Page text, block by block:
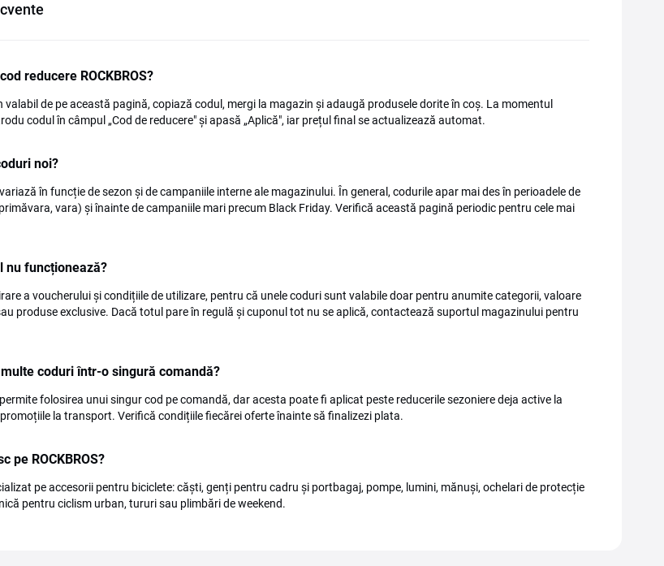
reducere ROCKBROS?
valabil de pe această pagină, copiază codul, mergi la magazin și adaugă produsele dorite în coș. La momentul
codul în câmpul „Cod de reducere" și apasă „Aplică", iar prețul final se actualizează automat.
noi?
în funcție de sezon și de campaniile interne ale magazinului. În general, codurile apar mai des în perioadele de
vara) și înainte de campaniile mari precum Black Friday. Verifică această pagină periodic pentru cele mai
nu funcționează?
a voucherului și condițiile de utilizare, pentru că unele coduri sunt valabile doar pentru anumite categorii, valoare
produse exclusive. Dacă totul pare în regulă și cuponul tot nu se aplică, contactează suportul magazinului pentru
coduri într-o singură comandă?
folosirea unui singur cod pe comandă, dar acesta poate fi aplicat peste reducerile sezoniere deja active la
la transport. Verifică condițiile fiecărei oferte înainte să finalizezi plata.
pe ROCKBROS?
pe accesorii pentru biciclete: căști, genți pentru cadru și portbagaj, pompe, lumini, mănuși, ochelari de protecție
pentru ciclism urban, tururi sau plimbări de weekend.